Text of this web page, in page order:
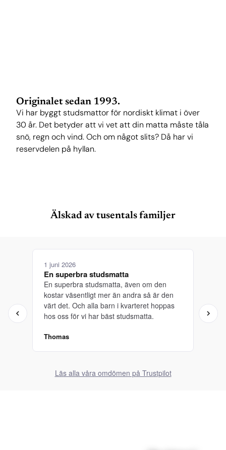
Originalet sedan 1993.
Vi har byggt studsmattor för nordiskt klimat i över
30 år. Det betyder att vi vet att din matta måste tåla
snö, regn och vind. Och om något slits? Då har vi
reservdelen på hyllan.
Älskad av tusentals familjer
1 juni 2026
En superbra studsmatta
En superbra studsmatta, även om den
kostar väsentligt mer än andra så är den
värt det. Och alla barn i kvarteret hoppas
hos oss för vi har bäst studsmatta.
Thomas
Läs alla våra omdömen på Trustpilot